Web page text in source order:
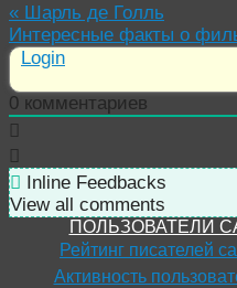
« Шарль де Голль
Интересные факты о
Login
0 комментариев
Inline Feedbacks
View all comments
ПОЛЬЗОВАТЕЛИ
Рейтинг писателей
Активность